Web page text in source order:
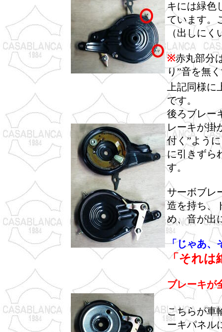
キには緑色
ています。
（出しに
※赤丸部分
り”音を無
上記同様に
です。
後ろブレー
レーキが掛
付く”よう
に引きずら
す。
サーボブレ
造を持ち、
め、音が出
「じゃあ、
「それは
ブレーキが
こちらが車
ーキパネル